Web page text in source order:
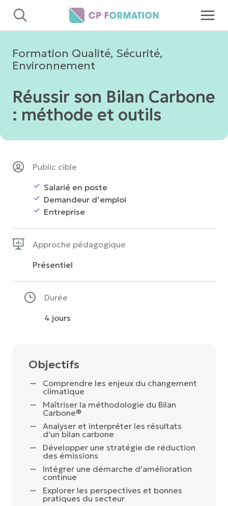
Panneau de gestion des cookies
Formation Qualité, Sécurité,
Environnement
Réussir son Bilan Carbone
: méthode et outils
Public cible
Salarié en poste
Demandeur d’emploi
Entreprise
Approche pédagogique
Présentiel
Durée
4 jours
Objectifs
Comprendre les enjeux du changement
climatique
Maîtriser la méthodologie du Bilan
Carbone®
Analyser et interpréter les résultats
d’un bilan carbone
Développer une stratégie de réduction
des émissions
Intégrer une démarche d’amélioration
continue
Explorer les perspectives et bonnes
pratiques du secteur